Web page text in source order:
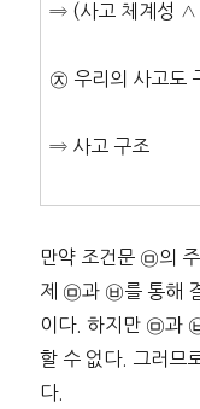
⇒ (사고 체계성 ∧
㉨ 우리의 사고도
⇒ 사고 구조
만약 조건문 ㉤의 주
제 ㉤과 ㉥를 통해
이다. 하지만 ㉤과
할 수 없다. 그러므
다.